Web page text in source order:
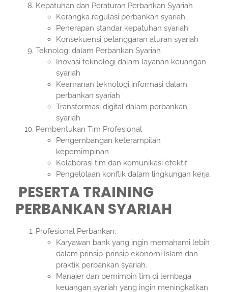
Kepatuhan dan Peraturan Perbankan Syariah
Kerangka regulasi perbankan syariah
Penerapan standar kepatuhan syariah
Konsekuensi pelanggaran aturan syariah
Teknologi dalam Perbankan Syariah
Inovasi teknologi dalam layanan keuangan
syariah
Keamanan teknologi informasi dalam
perbankan syariah
Transformasi digital dalam perbankan
syariah
Pembentukan Tim Profesional
Pengembangan keterampilan
kepemimpinan
Kolaborasi tim dan komunikasi efektif
Pengelolaan konflik dalam lingkungan kerja
PESERTA TRAINING
PERBANKAN SYARIAH
Profesional Perbankan:
Karyawan bank yang ingin memahami lebih
dalam prinsip-prinsip ekonomi Islam dan
praktik perbankan syariah.
Manajer dan pemimpin tim di lembaga
keuangan syariah yang ingin meningkatkan